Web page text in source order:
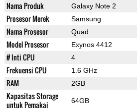
Nama Produk Galaxy Note 2
Prosesor Merek Samsung
Nama Prosesor Quad
Model Prosesor Exynos 4412
# Inti CPU 4
Frekuensi CPU 1.6 GHz
RAM 2GB
Kapasitas Storage
untuk Pemakai
64GB